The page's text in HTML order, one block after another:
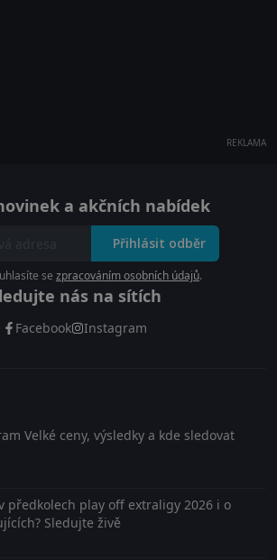
REKLAMA
a akčních nabídek
Přihlásit odběr
se zpracováním osobních údajů.
nás na sítích
Facebook Instagram
Velké ceny, výsledky a kde sledovat
předkolech play off extraligy 2026 i o
Sledujte živě